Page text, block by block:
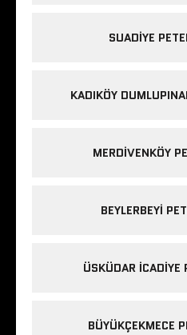
SUADIYE
KADIKÖY
MERDIVENKÖY
BEYLERBEYI
ÜSKÜDAR ICADIYE
BÜYÜKÇEKMECE